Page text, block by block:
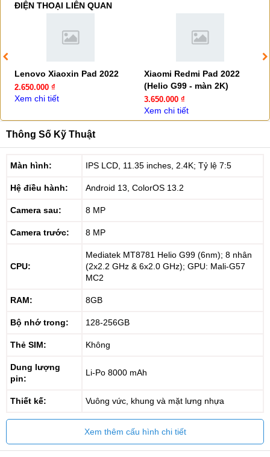
ĐIỆN THOẠI LIÊN QUAN
Lenovo Xiaoxin Pad 2022
2.650.000 ₫
Xem chi tiết
Xiaomi Redmi Pad 2022
(Helio G99 - màn 2K)
3.650.000 ₫
Xem chi tiết
Thông Số Kỹ Thuật
Màn hình: IPS LCD, 11.35 inches, 2.4K; Tỷ lệ 7:5
Hệ điều hành: Android 13, ColorOS 13.2
Camera sau: 8 MP
Camera trước: 8 MP
CPU:
Mediatek MT8781 Helio G99 (6nm); 8 nhân
(2x2.2 GHz & 6x2.0 GHz); GPU: Mali-G57
MC2
RAM: 8GB
Bộ nhớ trong: 128-256GB
Thẻ SIM: Không
Dung lượng
pin:
Li-Po 8000 mAh
Thiết kế: Vuông vức, khung và mặt lưng nhựa
Xem thêm cấu hình chi tiết